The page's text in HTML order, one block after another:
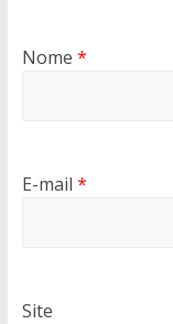
Nome *
E-mail *
Site